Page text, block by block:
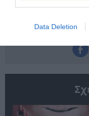
Data Deletion